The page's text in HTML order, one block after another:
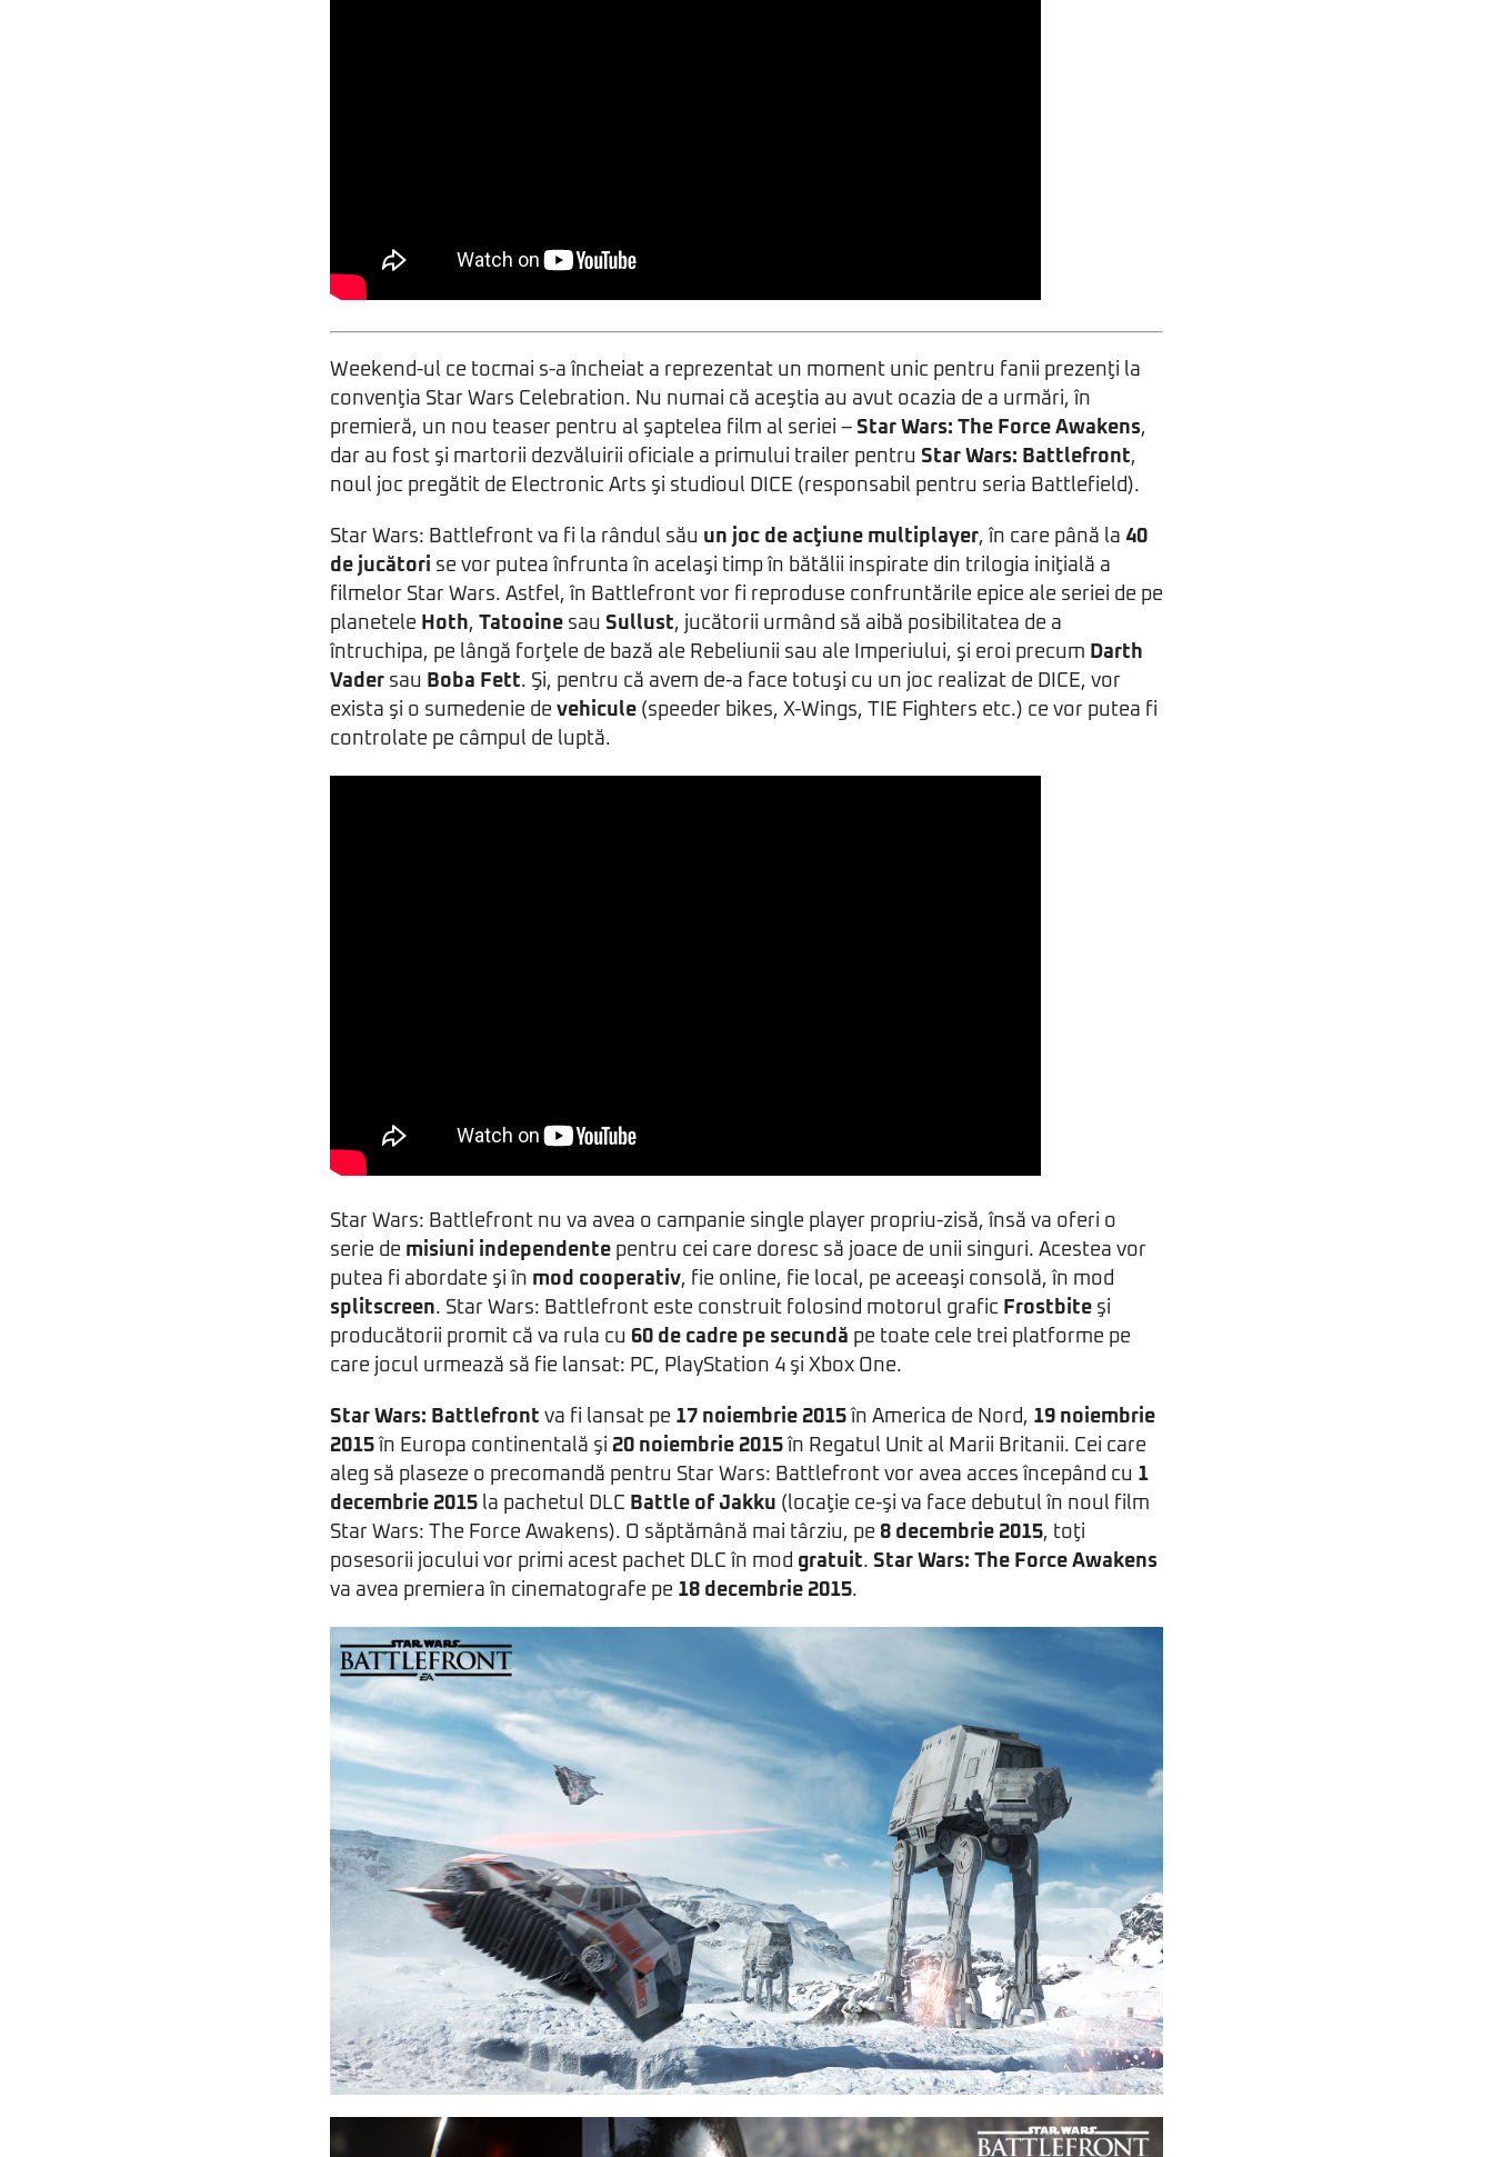
Weekend-ul ce tocmai s-a încheiat a reprezentat un moment unic pentru fanii prezenţi la
convenţia Star Wars Celebration. Nu numai că aceştia au avut ocazia de a urmări, în
premieră, un nou teaser pentru al şaptelea film al seriei – Star Wars: The Force Awakens,
dar au fost şi martorii dezvăluirii oficiale a primului trailer pentru Star Wars: Battlefront,
noul joc pregătit de Electronic Arts şi studioul DICE (responsabil pentru seria Battlefield).
Star Wars: Battlefront va fi la rândul său un joc de acţiune multiplayer, în care până la 40
de jucători se vor putea înfrunta în acelaşi timp în bătălii inspirate din trilogia iniţială a
filmelor Star Wars. Astfel, în Battlefront vor fi reproduse confruntările epice ale seriei de pe
planetele Hoth, Tatooine sau Sullust, jucătorii urmând să aibă posibilitatea de a
întruchipa, pe lângă forţele de bază ale Rebeliunii sau ale Imperiului, şi eroi precum Darth
Vader sau Boba Fett. Şi, pentru că avem de-a face totuşi cu un joc realizat de DICE, vor
exista şi o sumedenie de vehicule (speeder bikes, X-Wings, TIE Fighters etc.) ce vor putea fi
controlate pe câmpul de luptă.
Star Wars: Battlefront nu va avea o campanie single player propriu-zisă, însă va oferi o
serie de misiuni independente pentru cei care doresc să joace de unii singuri. Acestea vor
putea fi abordate şi în mod cooperativ, fie online, fie local, pe aceeaşi consolă, în mod
splitscreen. Star Wars: Battlefront este construit folosind motorul grafic Frostbite şi
producătorii promit că va rula cu 60 de cadre pe secundă pe toate cele trei platforme pe
care jocul urmează să fie lansat: PC, PlayStation 4 şi Xbox One.
Star Wars: Battlefront va fi lansat pe 17 noiembrie 2015 în America de Nord, 19 noiembrie
2015 în Europa continentală şi 20 noiembrie 2015 în Regatul Unit al Marii Britanii. Cei care
aleg să plaseze o precomandă pentru Star Wars: Battlefront vor avea acces începând cu 1
decembrie 2015 la pachetul DLC Battle of Jakku (locaţie ce-şi va face debutul în noul film
Star Wars: The Force Awakens). O săptămână mai târziu, pe 8 decembrie 2015, toţi
posesorii jocului vor primi acest pachet DLC în mod gratuit. Star Wars: The Force Awakens
va avea premiera în cinematografe pe 18 decembrie 2015.